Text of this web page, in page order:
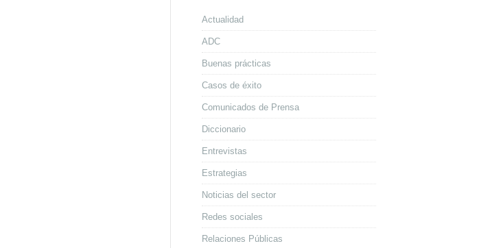
Actualidad
ADC
Buenas prácticas
Casos de éxito
Comunicados de Prensa
Diccionario
Entrevistas
Estrategias
Noticias del sector
Redes sociales
Relaciones Públicas